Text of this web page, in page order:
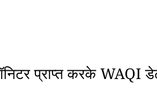
प्राप्त करके WAQI